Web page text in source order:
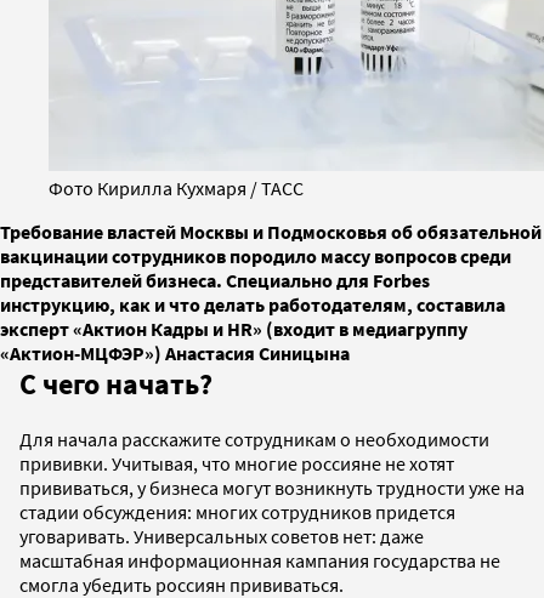
Фото Кирилла Кухмаря / ТАСС
Требование властей Москвы и Подмосковья об обязательной
вакцинации сотрудников породило массу вопросов среди
представителей бизнеса. Специально для Forbes
инструкцию, как и что делать работодателям, составила
эксперт «Актион Кадры и HR» (входит в медиагруппу
«Актион-МЦФЭР») Анастасия Синицына
С чего начать?
Для начала расскажите сотрудникам о необходимости
прививки. Учитывая, что многие россияне не хотят
прививаться, у бизнеса могут возникнуть трудности уже на
стадии обсуждения: многих сотрудников придется
уговаривать. Универсальных советов нет: даже
масштабная информационная кампания государства не
смогла убедить россиян прививаться.